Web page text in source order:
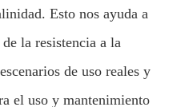
Esto nos ayuda a
la resistencia a la
de uso reales y
el uso y mantenimiento